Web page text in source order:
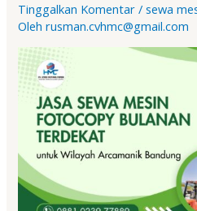
Tinggalkan Komentar /sewa
Olehrusman.cvhmc@gmail.com